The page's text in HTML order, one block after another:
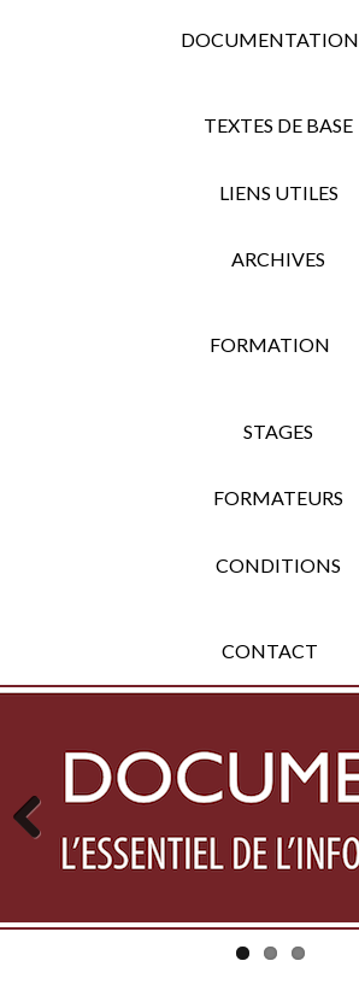
DOCUMENTATION
TEXTES DE BASE
LIENS UTILES
ARCHIVES
FORMATION
STAGES
FORMATEURS
CONDITIONS
CONTACT
Previous